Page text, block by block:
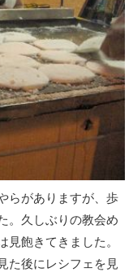
らがありますが、歩
。久しぶりの教会め
飽きてきました。
た後にレシフェを見